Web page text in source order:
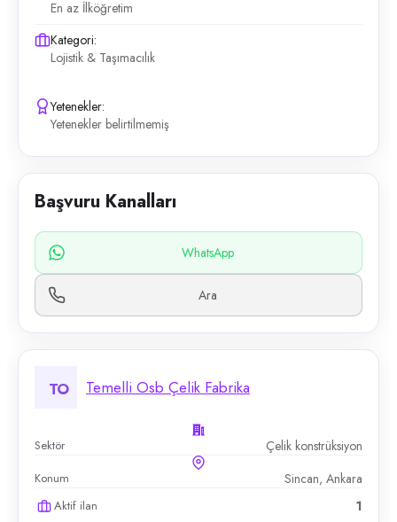
En az İlköğretim
Kategori:
Lojistik & Taşımacılık
Yetenekler:
Yetenekler belirtilmemiş
Başvuru Kanalları
WhatsApp
Ara
TO Temelli Osb Çelik Fabrika
Sektör Çelik konstrüksiyon
Konum Sincan, Ankara
Aktif ilan 1